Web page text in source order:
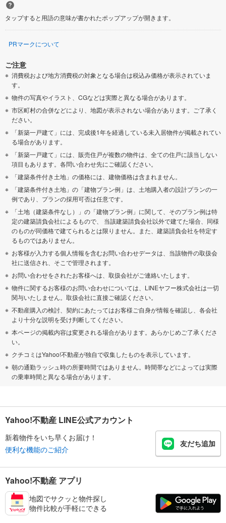
タップすると用語の意味が書かれたポップアップが開きます。
PRマークについて
ご注意
消費税および地方消費税の対象となる場合は税込み価格が表示されていま
す。
物件の写真やイラスト、CGなどは実際と異なる場合があります。
市区町村の合併などにより、地図が表示されない場合があります。ご了承く
ださい。
「新築一戸建て」には、完成後1年を経過している未入居物件が掲載されてい
る場合があります。
「新築一戸建て」には、販売住戸が複数の物件は、全ての住戸に該当しない
項目もあります。各問い合わせ先にご確認ください。
「建築条件付き土地」の価格には、建物価格は含まれません。
「建築条件付き土地」の「建物プラン例」は、土地購入者の設計プランの一
例であり、プランの採用可否は任意です。
「土地（建築条件なし）」の「建物プラン例」に関して、そのプラン例は特
定の建築請負会社によるもので、 当該建築請負会社以外で建てた場合、同様
のものが同価格で建てられるとは限りません。また、建築請負会社を特定す
るものではありません。
お客様が入力する個人情報を含むお問い合わせデータは、当該物件の取扱会
社に送信され、そこで管理されます。
お問い合わせをされたお客様へは、取扱会社がご連絡いたします。
物件に関するお客様のお問い合わせについては、LINEヤフー株式会社は一切
関与いたしません。取扱会社に直接ご確認ください。
不動産購入の検討、契約にあたってはお客様ご自身が情報を確認し、各会社
より十分な説明を受け判断してください。
本ページの掲載内容は変更される場合があります。あらかじめご了承くださ
い。
クチコミはYahoo!不動産が独自で収集したものを表示しています。
朝の通勤ラッシュ時の所要時間ではありません。時間帯などによっては実際
の乗車時間と異なる場合があります。
Yahoo!不動産 LINE公式アカウント
新着物件をいち早くお届け！
便利な機能のご紹介
友だち追加
Yahoo!不動産 アプリ
地図でサクッと物件探し
物件比較が手軽にできる